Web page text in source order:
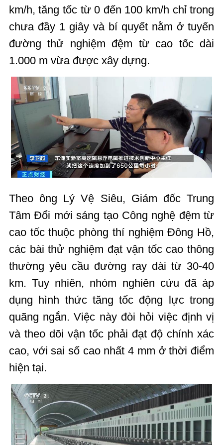
km/h, tăng tốc từ 0 đến 100 km/h chỉ trong
chưa đầy 1 giây và bí quyết nằm ở tuyến
đường thử nghiệm đệm từ cao tốc dài
1.000 m vừa được xây dựng.
Theo ông Lý Vệ Siêu, Giám đốc Trung
Tâm Đổi mới sáng tạo Công nghệ đệm từ
cao tốc thuộc phòng thí nghiệm Đông Hồ,
các bài thử nghiệm đạt vận tốc cao thông
thường yêu cầu đường ray dài từ 30-40
km. Tuy nhiên, nhóm nghiên cứu đã áp
dụng hình thức tăng tốc động lực trong
quãng ngắn. Việc này đòi hỏi việc định vị
và theo dõi vận tốc phải đạt độ chính xác
cao, với sai số cao nhất 4 mm ở thời điểm
hiện tại.